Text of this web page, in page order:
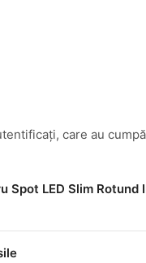
Spot LED Slim
care au